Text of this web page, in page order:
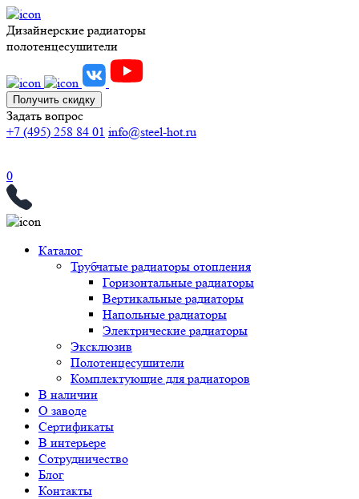
Дизайнерские радиаторы
полотенцесушители
Получить скидку
Задать вопрос
+7 (495) 258 84 01 info@steel-hot.ru
0
Каталог
Трубчатые радиаторы отопления
Горизонтальные радиаторы
Вертикальные радиаторы
Напольные радиаторы
Электрические радиаторы
Эксклюзив
Полотенцесушители
Комплектующие для радиаторов
В наличии
О заводе
Сертификаты
В интерьере
Сотрудничество
Блог
Контакты